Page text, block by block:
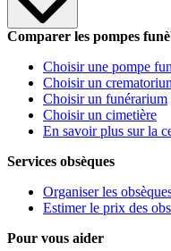
Comparer les pompes
Choisir une pompe
Choisir un
Choisir un funérarium
Choisir un cimetière
En savoir plus sur la
Services obsèques
Organiser les
Estimer le prix des
Pour vous aider